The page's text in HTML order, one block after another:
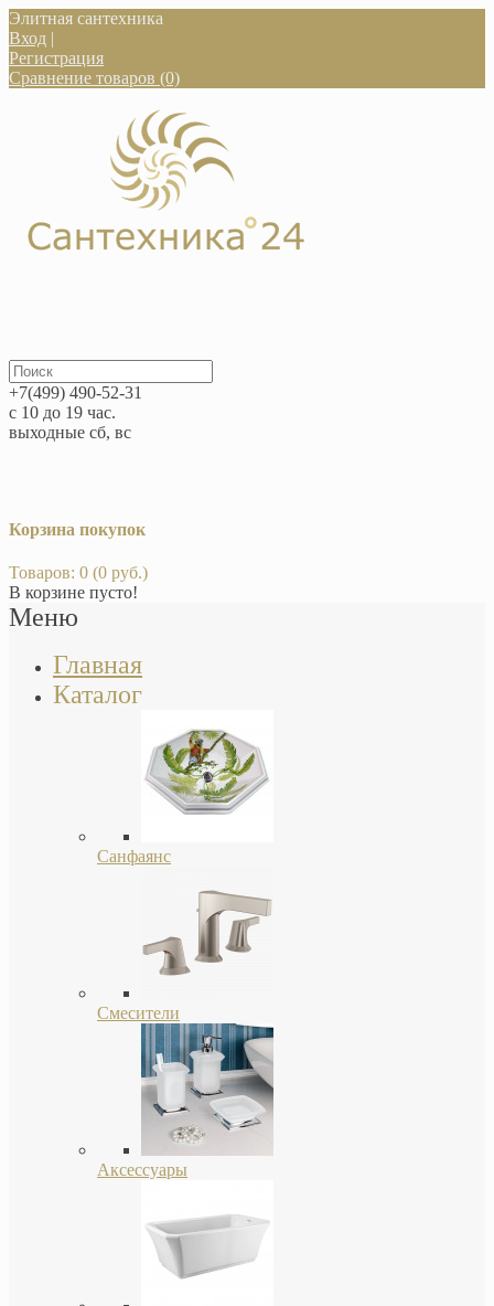
Элитная сантехника
Вход |
Регистрация
Сравнение товаров (0)
+7(499) 490-52-31
с 10 до 19 час.
выходные сб, вс
Корзина покупок
Товаров: 0 (0 руб.)
В корзине пусто!
Меню
Главная
Каталог
Санфаянс
Смесители
Аксессуары